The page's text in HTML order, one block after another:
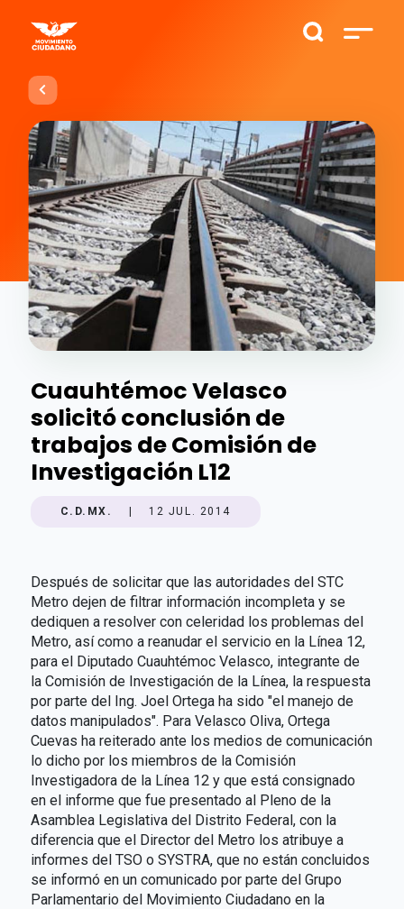
Cuauhtémoc Velasco
solicitó conclusión de
trabajos de Comisión de
Investigación L12
C.D.MX. 12 JUL. 2014
Después de solicitar que las autoridades del STC
Metro dejen de filtrar información incompleta y se
dediquen a resolver con celeridad los problemas del
Metro, así como a reanudar el servicio en la Línea 12,
para el Diputado Cuauhtémoc Velasco, integrante de
la Comisión de Investigación de la Línea, la respuesta
por parte del Ing. Joel Ortega ha sido "el manejo de
datos manipulados". Para Velasco Oliva, Ortega
Cuevas ha reiterado ante los medios de comunicación
lo dicho por los miembros de la Comisión
Investigadora de la Línea 12 y que está consignado
en el informe que fue presentado al Pleno de la
Asamblea Legislativa del Distrito Federal, con la
diferencia que el Director del Metro los atribuye a
informes del TSO o SYSTRA, que no están concluidos
se informó en un comunicado por parte del Grupo
Parlamentario del Movimiento Ciudadano en la